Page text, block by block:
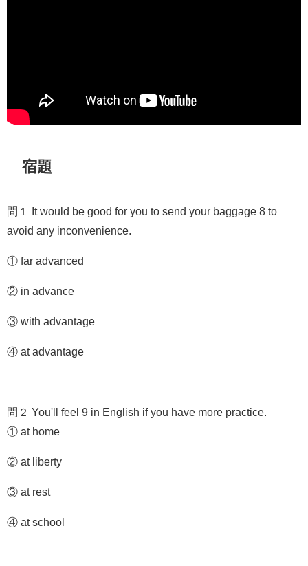
宿題
問１ It would be good for you to send your baggage 8 to
avoid any inconvenience.
① far advanced
② in advance
③ with advantage
④ at advantage
問２ You'll feel 9 in English if you have more practice.
① at home
② at liberty
③ at rest
④ at school